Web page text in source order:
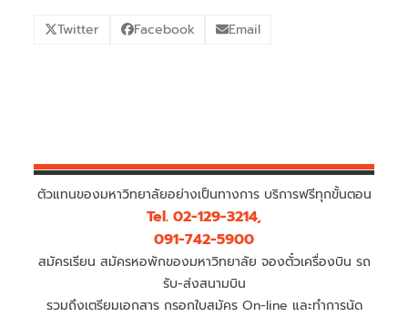
Twitter Facebook Email
ตัวแทนของมหาวิทยาลัยอย่างเป็นทางการ บริการฟรีทุกขั้นตอน
Tel. 02-129-3214,
091-742-5900
สมัครเรียน สมัครหอพักของมหาวิทยาลัย จองตั๋วเครื่องบิน รถ
รับ-ส่งสนามบิน
รวมถึงเตรียมเอกสาร กรอกใบสมัคร On-line และทำการนัด